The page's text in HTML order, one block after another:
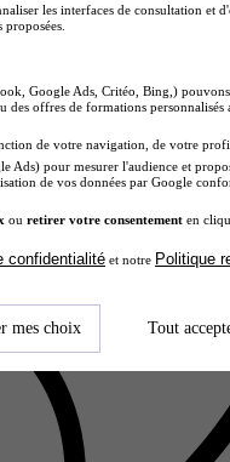
régional
forme aux techniques
la construction. Au
les interfaces de consultation et
Google Ads, Critéo, Bing,)
des offres de formations
de votre navigation, de votre
Ads) pour mesurer l'audience et
de vos données par Google
ou retirer votre consentement en
confidentialité et notre Politique
mes choix Tout